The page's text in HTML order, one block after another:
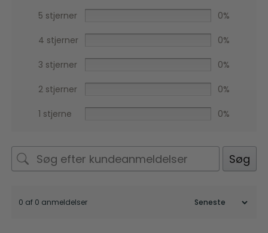
5 stjerner 0%
4 stjerner 0%
3 stjerner 0%
2 stjerner 0%
1 stjerne 0%
Søg
0 af 0 anmeldelser